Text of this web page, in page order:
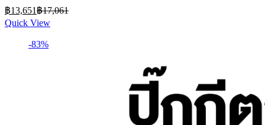
฿13,651Current
price
is:
฿13,651.
฿17,061
Quick View
-83%